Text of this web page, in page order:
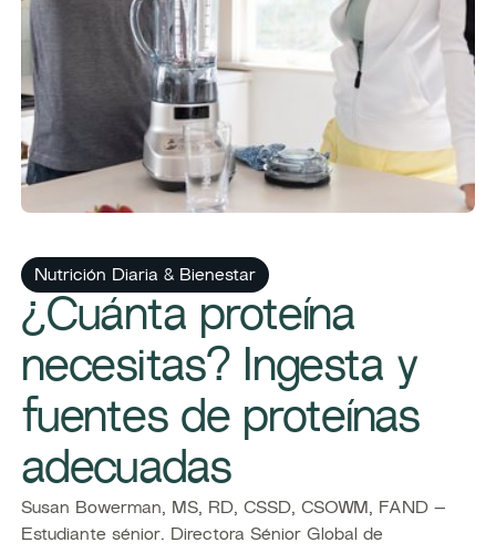
Nutrición Diaria & Bienestar
¿Cuánta proteína
necesitas? Ingesta y
fuentes de proteínas
adecuadas
Susan Bowerman, MS, RD, CSSD, CSOWM, FAND –
Estudiante sénior. Directora Sénior Global de